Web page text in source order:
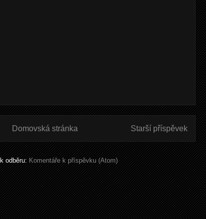
Starší příspěvek
Domovská stránka
odběru:Komentáře k příspěvku (Atom)